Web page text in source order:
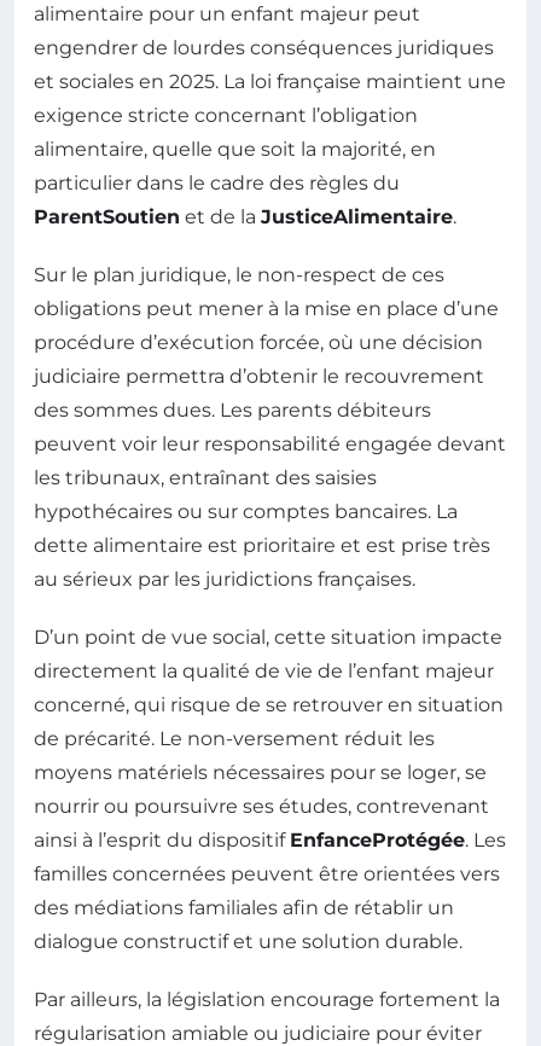
alimentaire pour un enfant majeur peut
engendrer de lourdes conséquences juridiques
et sociales en 2025. La loi française maintient une
exigence stricte concernant l’obligation
alimentaire, quelle que soit la majorité, en
particulier dans le cadre des règles du
ParentSoutien et de la JusticeAlimentaire.
Sur le plan juridique, le non-respect de ces
obligations peut mener à la mise en place d’une
procédure d’exécution forcée, où une décision
judiciaire permettra d’obtenir le recouvrement
des sommes dues. Les parents débiteurs
peuvent voir leur responsabilité engagée devant
les tribunaux, entraînant des saisies
hypothécaires ou sur comptes bancaires. La
dette alimentaire est prioritaire et est prise très
au sérieux par les juridictions françaises.
D’un point de vue social, cette situation impacte
directement la qualité de vie de l’enfant majeur
concerné, qui risque de se retrouver en situation
de précarité. Le non-versement réduit les
moyens matériels nécessaires pour se loger, se
nourrir ou poursuivre ses études, contrevenant
ainsi à l’esprit du dispositif EnfanceProtégée. Les
familles concernées peuvent être orientées vers
des médiations familiales afin de rétablir un
dialogue constructif et une solution durable.
Par ailleurs, la législation encourage fortement la
régularisation amiable ou judiciaire pour éviter